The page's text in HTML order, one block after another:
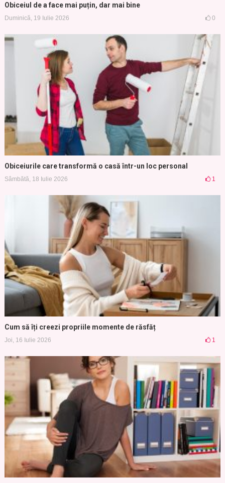
Obiceiul de a face mai puțin, dar mai bine
Duminică, 19 Iulie 2026 0
Obiceiurile care transformă o casă într-un loc personal
Sâmbătă, 18 Iulie 2026 1
Cum să îți creezi propriile momente de răsfăț
Joi, 16 Iulie 2026 1